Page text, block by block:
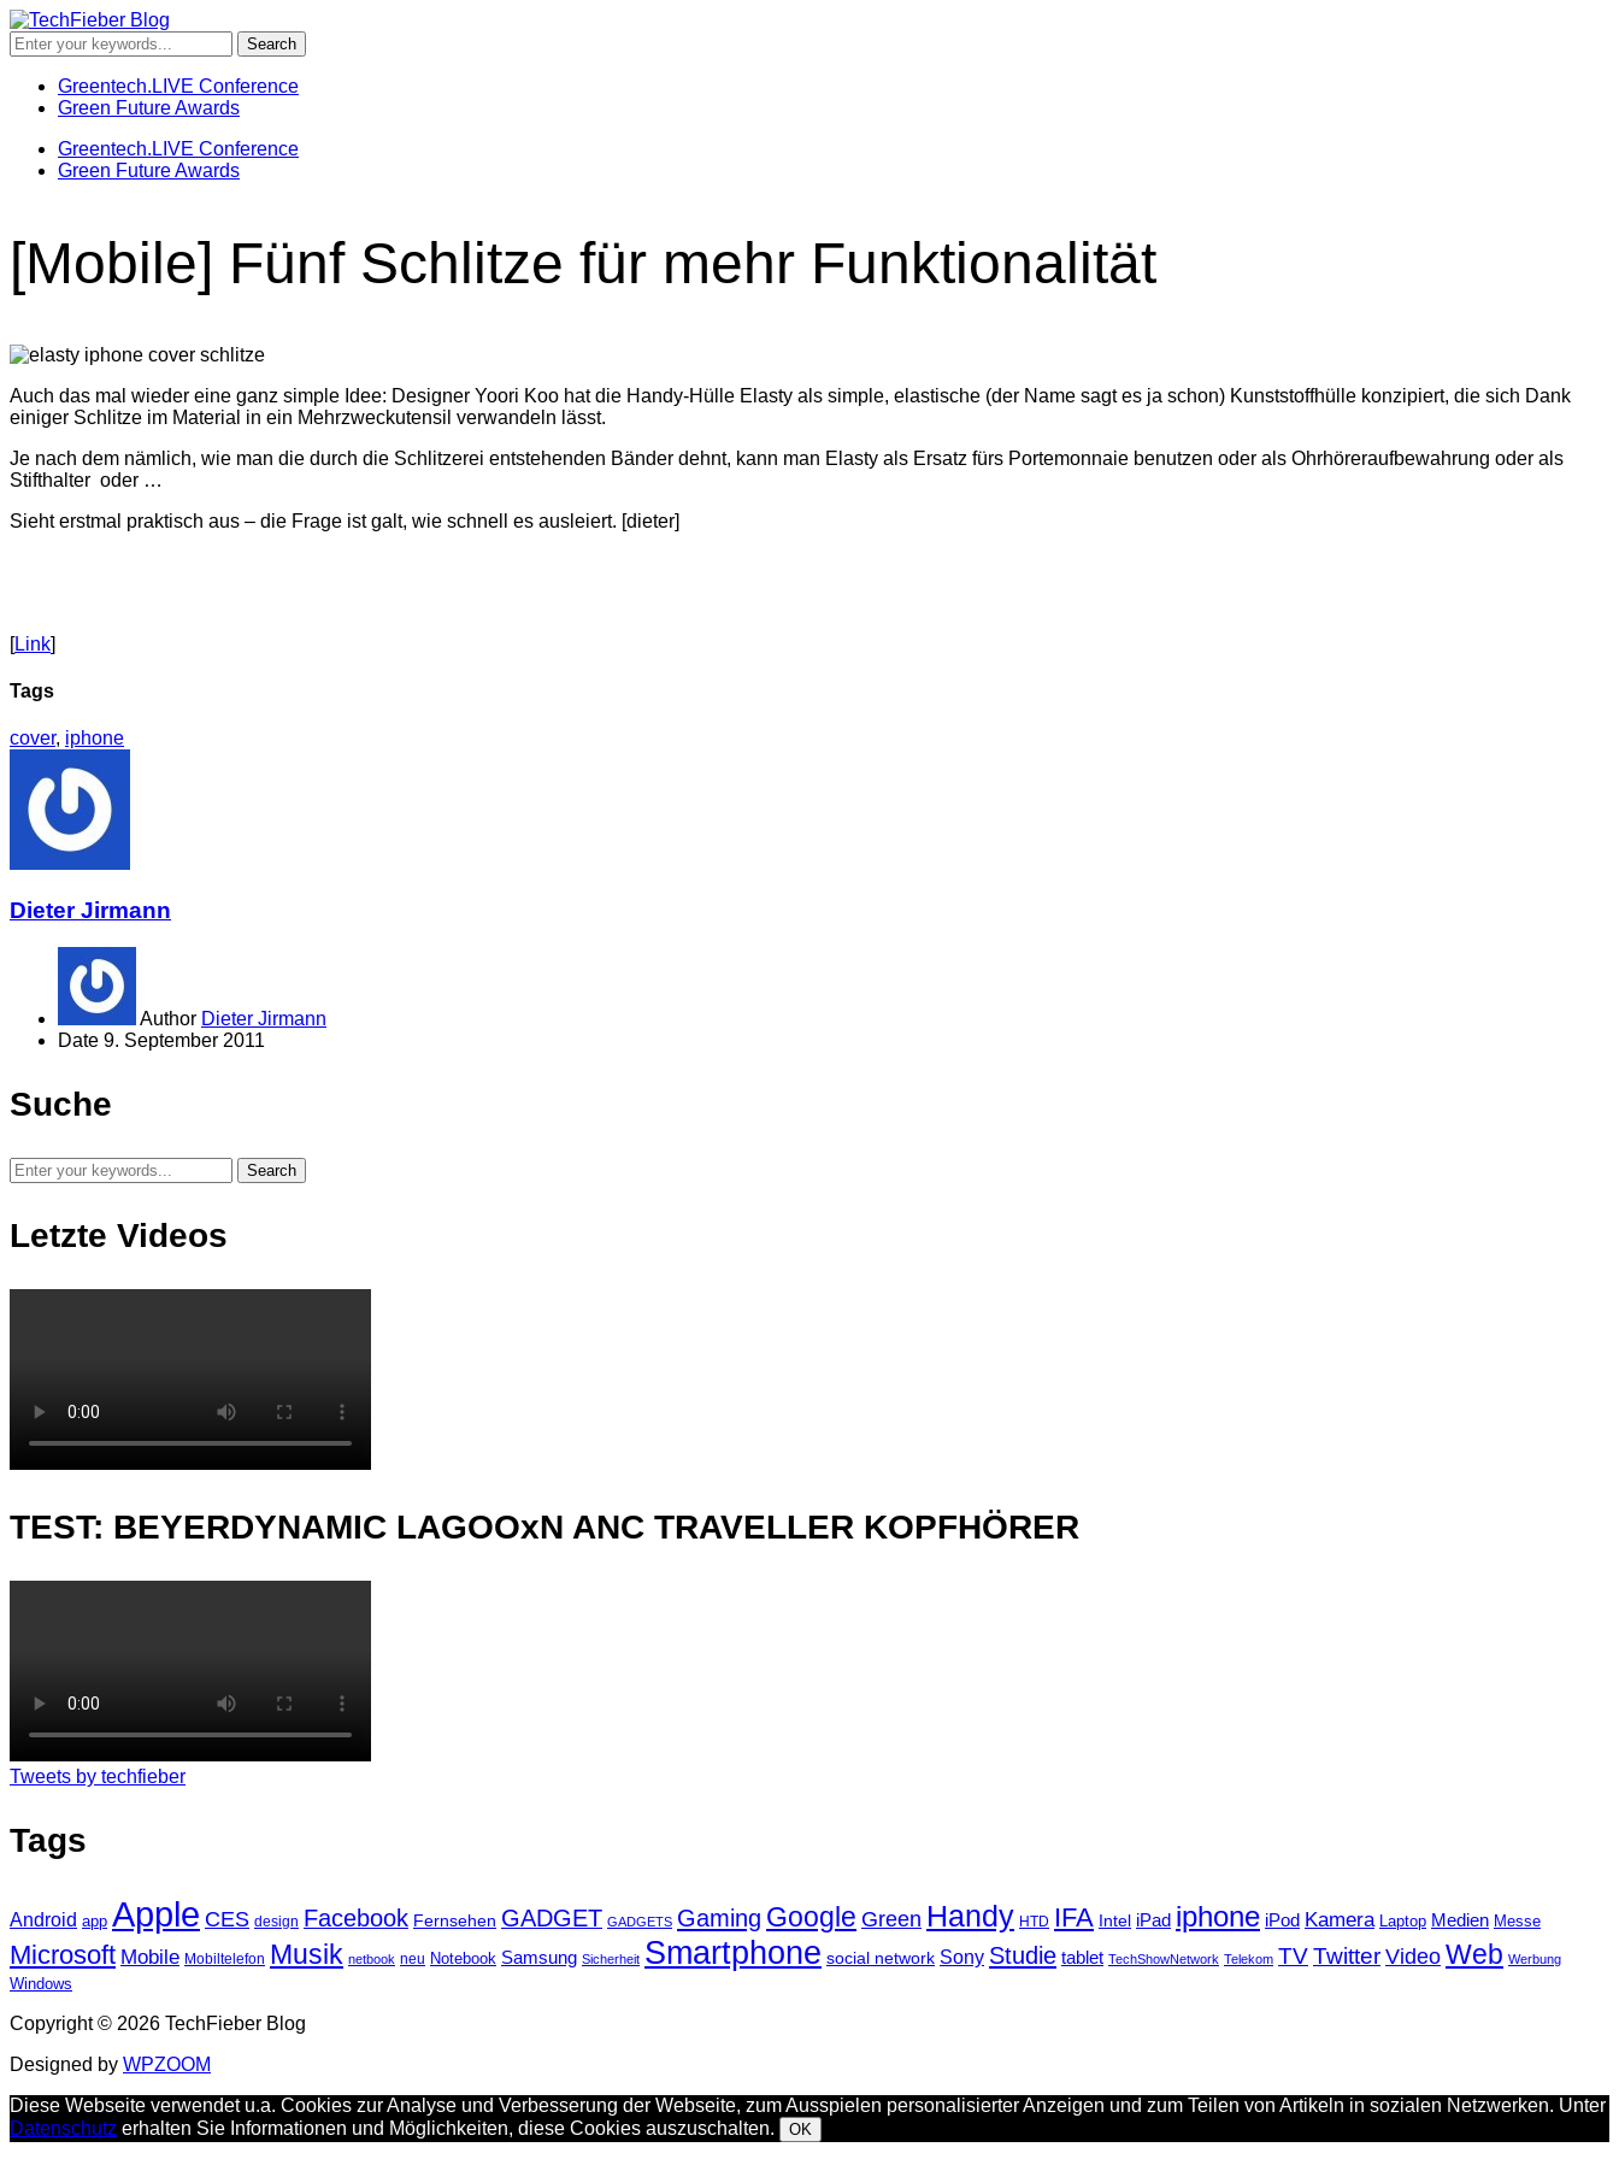
Greentech.LIVE Conference
Green Future Awards
Greentech.LIVE Conference
Green Future Awards
[Mobile] Fünf Schlitze für mehr Funktionalität
Auch das mal wieder eine ganz simple Idee: Designer Yoori Koo hat die Handy-Hülle Elasty als simple, elastische (der Name sagt es ja schon) Kunststoffhülle konzipiert, die sich Dank
einiger Schlitze im Material in ein Mehrzweckutensil verwandeln lässt.
Je nach dem nämlich, wie man die durch die Schlitzerei entstehenden Bänder dehnt, kann man Elasty als Ersatz fürs Portemonnaie benutzen oder als Ohrhöreraufbewahrung oder als
Stifthalter oder …
Sieht erstmal praktisch aus – die Frage ist galt, wie schnell es ausleiert. [dieter]
[Link]
Tags
cover, iphone
Dieter Jirmann
Author Dieter Jirmann
Date 9. September 2011
Suche
Letzte Videos
TEST: BEYERDYNAMIC LAGOOxN ANC TRAVELLER KOPFHÖRER
Tweets by techfieber
Tags
Android app Apple CES design Facebook Fernsehen GADGET GADGETS Gaming Google Green Handy HTD IFA Intel iPad iphone iPod Kamera Laptop Medien Messe
Microsoft Mobile Mobiltelefon Musik netbook neu Notebook Samsung Sicherheit Smartphone social network Sony Studie tablet TechShowNetwork Telekom TVTwitter Video Web Werbung
Windows
Copyright © 2026 TechFieber Blog
Designed by WPZOOM
Diese Webseite verwendet u.a. Cookies zur Analyse und Verbesserung der Webseite, zum Ausspielen personalisierter Anzeigen und zum Teilen von Artikeln in sozialen Netzwerken. Unter
Datenschutz erhalten Sie Informationen und Möglichkeiten, diese Cookies auszuschalten. OK